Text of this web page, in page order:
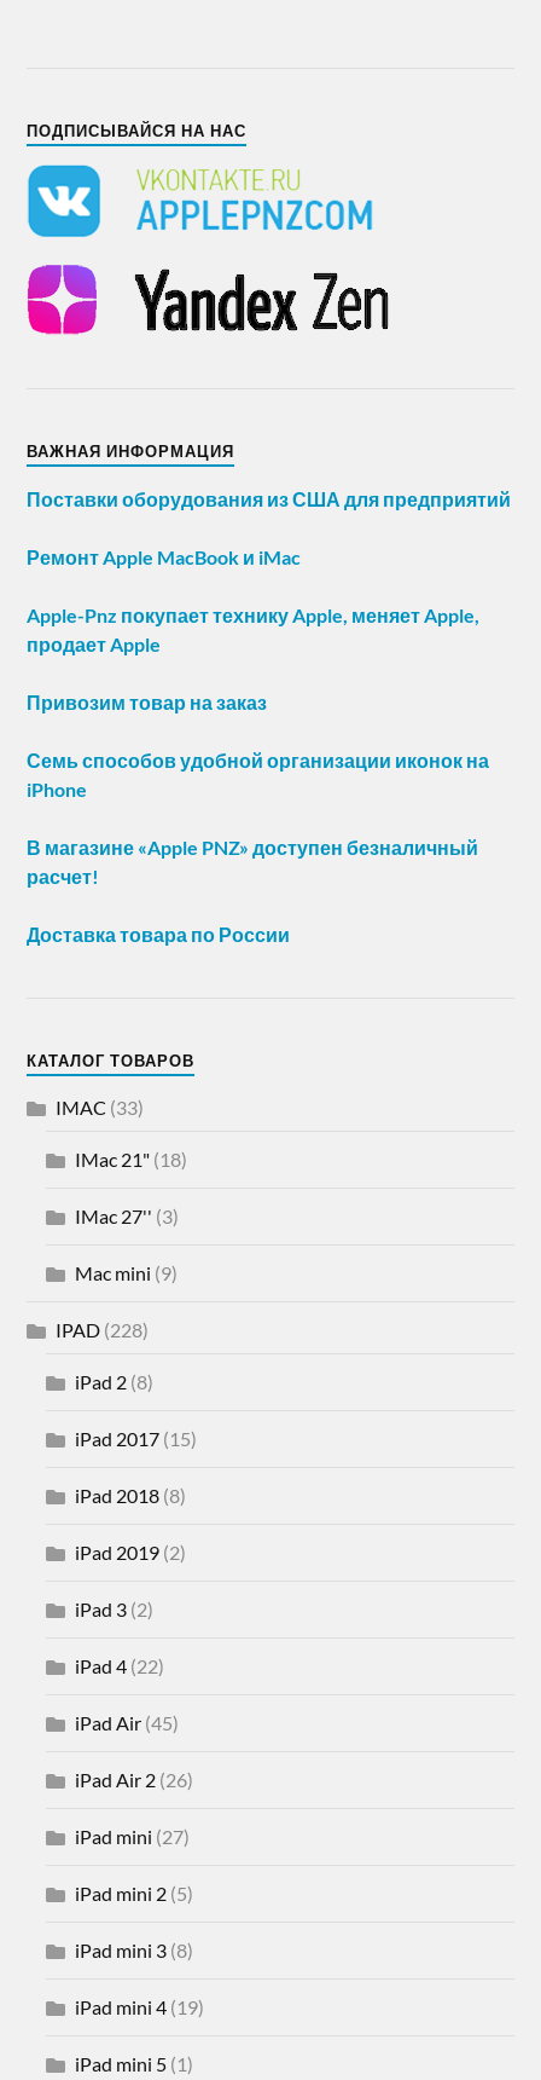
ПОДПИСЫВАЙСЯ НА НАС
ВАЖНАЯ ИНФОРМАЦИЯ
Поставки оборудования из США для предприятий
Ремонт Apple MacBook и iMac
Apple-Pnz покупает технику Apple, меняет Apple,
продает Apple
Привозим товар на заказ
Семь способов удобной организации иконок на
iPhone
В магазине «Apple PNZ» доступен безналичный
расчет!
Доставка товара по России
КАТАЛОГ ТОВАРОВ
IMAC (33)
IMac 21" (18)
IMac 27'' (3)
Mac mini (9)
IPAD (228)
iPad 2 (8)
iPad 2017 (15)
iPad 2018 (8)
iPad 2019 (2)
iPad 3 (2)
iPad 4 (22)
iPad Air (45)
iPad Air 2 (26)
iPad mini (27)
iPad mini 2 (5)
iPad mini 3 (8)
iPad mini 4 (19)
iPad mini 5 (1)